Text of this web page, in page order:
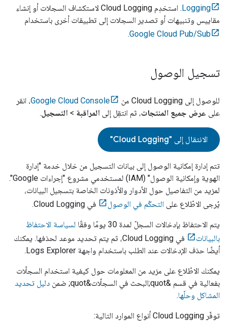
Logging. استخدِم Cloud Logging لاستكشاف السجلات أو إنشاء
مقاييس وتنبيهات أو تصدير السجلات إلى تطبيقات أخرى باستخدام
Google Cloud Pub/Sub
.
تسجيل الوصول
للوصول إلى Cloud Logging من Google Cloud Console، انقر
على عرض جميع المنتجات، ثم انتقِل إلى المراقبة > التسجيل.
الانتقال إلى "Cloud Logging
"
تتم إدارة إمكانية الوصول إلى بيانات التسجيل من خلال خدمة "إدارة
الهوية وإمكانية الوصول" (IAM) لمستخدمي مشروع "إجراءات Google".
لمزيد من التفاصيل حول الأدوار والأذونات الخاصة بتسجيل البيانات،
يُرجى الاطّلاع على التحكّم في الوصول في Cloud Logging.
يتم الاحتفاظ بإدخالات السجلّ لمدة 30 يومًا وفقًا
لسياسة الاحتفاظ
بالبيانات
في Cloud Logging، ثم يتم تحديد موعد لحذفها. يمكنك
أيضًا حذف الإدخالات عند الطلب باستخدام واجهة Logs Explorer.
يمكنك الاطّلاع على مزيد من المعلومات حول كيفية استخدام السجلّات
بفعالية في قسم &quot;البحث في السجلّات&quot; ضمن
دليل تحديد
المشاكل وحلّها.
توفّر Cloud Loggingأنواع الموارد التالية: